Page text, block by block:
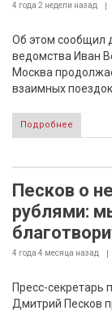
4 года 2 недели назад
Об этом сообщил
ведомства Иван
Москва
взаимных поездок.
Подробнее
Песков о
рублями:
4 года 4 месяца назад
Пресс-секретарь
Дмитрий Песков